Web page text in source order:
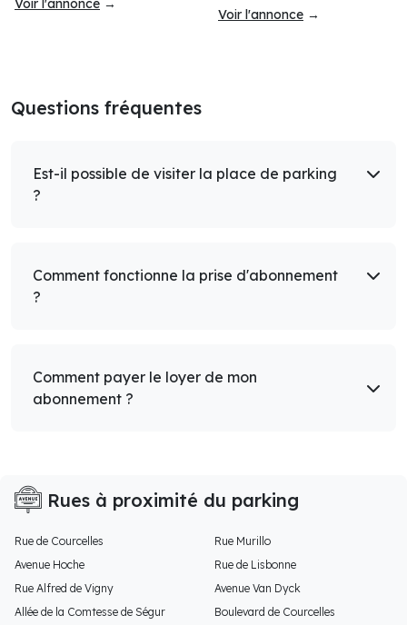
Voir l'annonce →
Questions fréquentes
Est-il possible de visiter la place de parking
?
Comment fonctionne la prise d'abonnement
?
Comment payer le loyer de mon
abonnement ?
Rues à proximité du parking
Rue de Courcelles
Rue Murillo
Avenue Hoche
Rue de Lisbonne
Rue Alfred de Vigny
Avenue Van Dyck
Allée de la Comtesse de Ségur
Boulevard de Courcelles